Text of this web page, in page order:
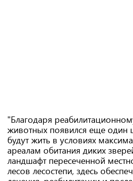
"Благодаря
животных появился еще один
будут жить в условиях
ареалам обитания диких
ландшафт пересеченной
лесов лесостепи, здесь